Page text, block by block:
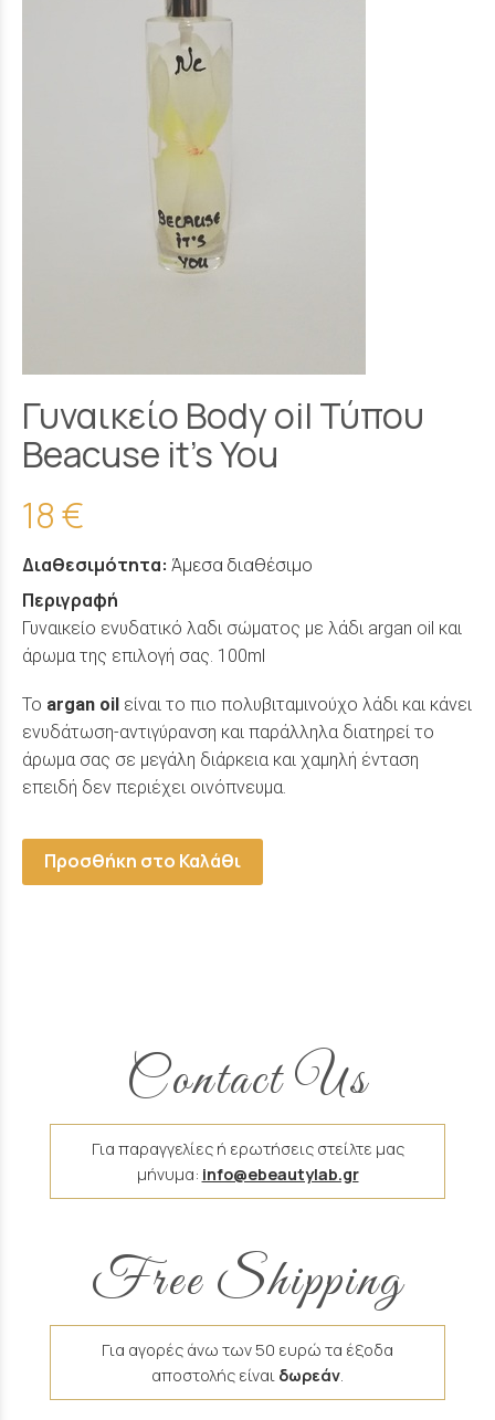
Γυναικείο Body oil Τύπου
Beacuse it's You
18 €
Διαθεσιμότητα: Άμεσα διαθέσιμο
Περιγραφή
Γυναικείο ενυδατικό λαδι σώματος με λάδι argan oil και
άρωμα της επιλογή σας. 100ml
Το argan oil είναι το πιο πολυβιταμινούχο λάδι και κάνει
ενυδάτωση-αντιγύρανση και παράλληλα διατηρεί το
άρωμα σας σε μεγάλη διάρκεια και χαμηλή ένταση
επειδή δεν περιέχει οινόπνευμα.
Προσθήκη στο Καλάθι
Contact Us
Για παραγγελίες ή ερωτήσεις στείλτε μας
μήνυμα: info@ebeautylab.gr
Free Shipping
Για αγορές άνω των 50 ευρώ τα έξοδα
αποστολής είναι δωρεάν.